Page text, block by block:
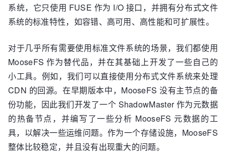
系统，它只使用 FUSE 作为 I/O 接口，并拥有分布式文件
系统的标准特性，如容错、高可用、高性能和可扩展性。
对于几乎所有需要使用标准文件系统的场景，我们都使用
MooseFS 作为替代品，并在其基础上开发了一些自己的
小工具。例如，我们可以直接使用分布式文件系统来处理
CDN 的回源。在早期版本中，MooseFS 没有主节点的备
份功能，因此我们开发了一个 ShadowMaster 作为元数据
的热备节点，并编写了一些分析 MooseFS 元数据的工
具，以解决一些运维问题。作为一个存储设施，MooseFS
整体比较稳定，并且没有出现重大的问题。